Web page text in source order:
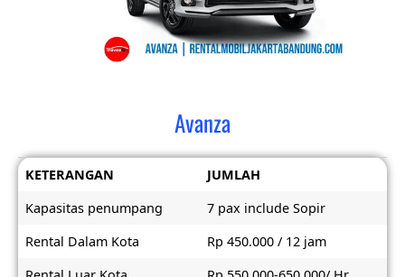
Avanza
KETERANGAN
JUMLAH
Kapasitas penumpang
7 pax include Sopir
Rental Dalam Kota
Rp 450.000 / 12 jam